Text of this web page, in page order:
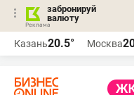
забронируй
валюту
Казань20.5° Москва